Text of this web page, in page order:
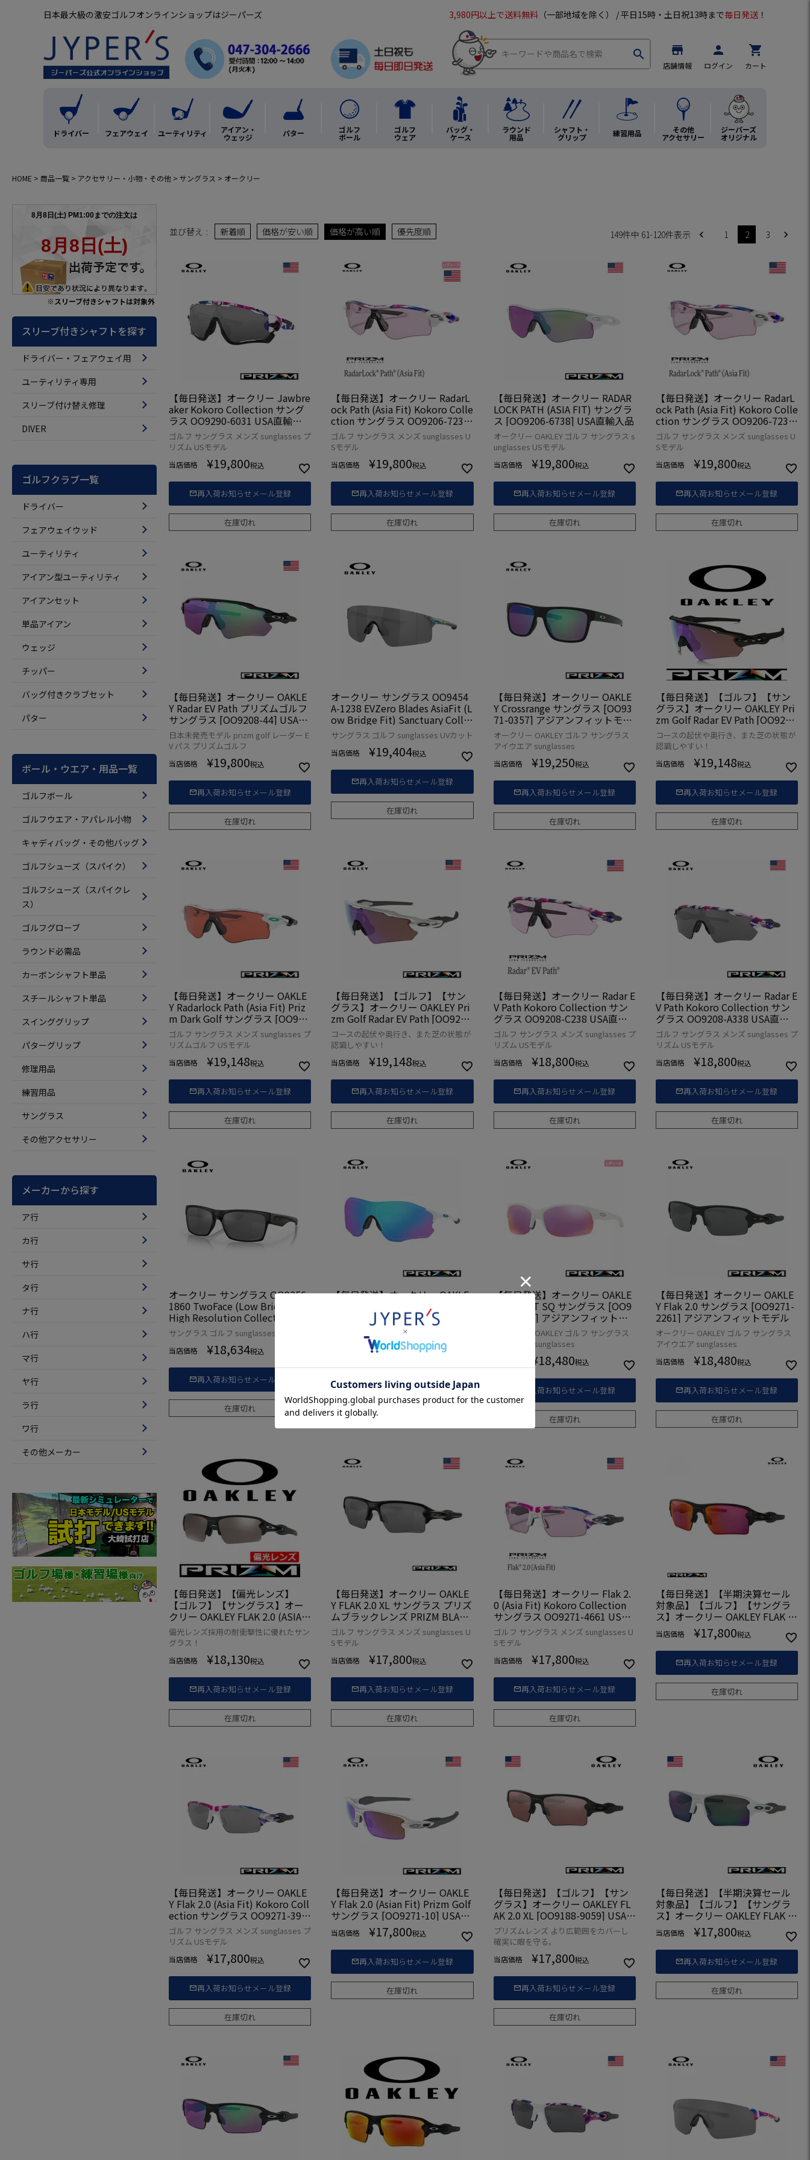
日本最大級の激安ゴルフオンラインショップはジーパーズ 3,980円以上で送料無料 （一部地域を除く） / 平日15時・土日祝13時まで毎日発送 ！
search store
店舗情報
person
ログイン
shopping_cart
カート
ドライバー フェアウェイ ユーティリティ アイアン・
ウェッジ パター ゴルフ
ボール
ゴルフ
ウェア
バッグ・
ケース
ラウンド
用品
シャフト・
グリップ 練習用品 その他
アクセサリー
ジーパーズ
オリジナル
HOME 商品一覧 アクセサリー・小物・その他 サングラス オークリー
※スリーブ付きシャフトは対象外
スリーブ付きシャフトを探す
ドライバー・フェアウェイ用
ユーティリティ専用
スリーブ付け替え修理
DIVER
ゴルフクラブ一覧
ドライバー
フェアウェイウッド
ユーティリティ
アイアン型ユーティリティ
アイアンセット
単品アイアン
ウェッジ
チッパー
バッグ付きクラブセット
パター
ボール・ウエア・用品一覧
ゴルフボール
ゴルフウエア・アパレル小物
キャディバッグ・その他バッグ
ゴルフシューズ（スパイク）
ゴルフシューズ（スパイクレ
ス）
ゴルフグローブ
ラウンド必需品
カーボンシャフト単品
スチールシャフト単品
スインググリップ
パターグリップ
修理用品
練習用品
サングラス
その他アクセサリー
メーカーから探す
ア行
カ行
サ行
タ行
ナ行
ハ行
マ行
ヤ行
ラ行
ワ行
その他メーカー
並び替え 新着順 価格が安い順 価格が高い順 優先度順 149件中 61-120件表示 1 2 3
【毎日発送】オークリー Jawbre
aker Kokoro Collection サング
ラス OO9290-6031 USA直輸入
品
ゴルフ サングラス メンズ sunglasses プ
リズム USモデル
当店価格 ¥19,800税込
再入荷お知らせメール登録
在庫切れ
【毎日発送】オークリー RadarL
ock Path (Asia Fit) Kokoro Colle
ction サングラス OO9206-7238
USA直輸入品
ゴルフ サングラス メンズ sunglasses U
Sモデル
当店価格 ¥19,800税込
再入荷お知らせメール登録
在庫切れ
【毎日発送】オークリー RADAR
LOCK PATH (ASIA FIT) サングラ
ス [OO9206-6738] USA直輸入品
オークリー OAKLEY ゴルフ サングラス s
unglasses USモデル
当店価格 ¥19,800税込
再入荷お知らせメール登録
在庫切れ
【毎日発送】オークリー RadarL
ock Path (Asia Fit) Kokoro Colle
ction サングラス OO9206-7238
USA直輸入品
ゴルフ サングラス メンズ sunglasses U
Sモデル
当店価格 ¥19,800税込
再入荷お知らせメール登録
在庫切れ
【毎日発送】オークリー OAKLE
Y Radar EV Path プリズムゴルフ
サングラス [OO9208-44] USA直
輸入品
日本未発売モデル prizm golf レーダー E
V パス プリズムゴルフ
当店価格 ¥19,800税込
再入荷お知らせメール登録
在庫切れ
オークリー サングラス OO9454
A-1238 EVZero Blades AsiaFit (L
ow Bridge Fit) Sanctuary Colle
ction UVカット OAKLEY 2023年
モデル 国内正規品
サングラス ゴルフ sunglasses UVカット
当店価格 ¥19,404税込
再入荷お知らせメール登録
在庫切れ
【毎日発送】オークリー OAKLE
Y Crossrange サングラス [OO93
71-0357] アジアンフィットモデ
ル
オークリー OAKLEY ゴルフ サングラス
アイウエア sunglasses
当店価格 ¥19,250税込
再入荷お知らせメール登録
在庫切れ
【毎日発送】【ゴルフ】【サン
グラス】オークリー OAKLEY Pri
zm Golf Radar EV Path [OO9275
-11] USA直輸入品
コースの起伏や奥行き、また芝の状態が
認識しやすい！
当店価格 ¥19,148税込
再入荷お知らせメール登録
在庫切れ
【毎日発送】オークリー OAKLE
Y Radarlock Path (Asia Fit) Priz
m Dark Golf サングラス [OO920
6-5038] USA直輸入品
ゴルフ サングラス メンズ sunglasses プ
リズムゴルフ USモデル
当店価格 ¥19,148税込
再入荷お知らせメール登録
在庫切れ
【毎日発送】【ゴルフ】【サン
グラス】オークリー OAKLEY Pri
zm Golf Radar EV Path [OO9275
-12] USA直輸入品
コースの起伏や奥行き、また芝の状態が
認識しやすい！
当店価格 ¥19,148税込
再入荷お知らせメール登録
在庫切れ
【毎日発送】オークリー Radar E
V Path Kokoro Collection サン
グラス OO9208-C238 USA直輸
入品
ゴルフ サングラス メンズ sunglasses プ
リズム USモデル
当店価格 ¥18,800税込
再入荷お知らせメール登録
在庫切れ
【毎日発送】オークリー Radar E
V Path Kokoro Collection サン
グラス OO9208-A338 USA直輸
入品
ゴルフ サングラス メンズ sunglasses プ
リズム USモデル
当店価格 ¥18,800税込
再入荷お知らせメール登録
在庫切れ
オークリー サングラス OO9256-
1860 TwoFace (Low Bridge Fit)
High Resolution Collection UV
カット OAKLEY 2023年モデル 国
内正規品
サングラス ゴルフ sunglasses UVカット
当店価格 ¥18,634税込
再入荷お知らせメール登録
在庫切れ
【毎日発送】オークリー OAKLE
Y EVZero Path サングラス [OO9
313-1538] アジアンフィットモ
オークリー OAKLEY ゴルフ サングラス
アイウエア sunglasses
再入荷お知らせメール登録
【毎日発送】オークリー OAKLE
Y COMMIT SQ サングラス [OO9
086-0262] アジアンフィットモ
デル レディース設計
オークリー OAKLEY ゴルフ サングラス
アイウエア sunglasses
¥18,480税込
再入荷お知らせメール登録
在庫切れ
【毎日発送】オークリー OAKLE
Y Flak 2.0 サングラス [OO9271-
2261] アジアンフィットモデル
オークリー OAKLEY ゴルフ サングラス
アイウエア sunglasses
当店価格 ¥18,480税込
再入荷お知らせメール登録
在庫切れ
【毎日発送】【偏光レンズ】
【ゴルフ】【サングラス】オー
クリー OAKLEY FLAK 2.0 (ASIA F
IT) [OO9271-2661] USA直輸入
品
偏光レンズ採用の耐衝撃性に優れたサン
グラス！
当店価格 ¥18,130税込
再入荷お知らせメール登録
在庫切れ
【毎日発送】オークリー OAKLE
Y FLAK 2.0 XL サングラス プリズ
ムブラックレンズ PRIZM BLACK
OO9188-7359 USA直輸入品
ゴルフ サングラス メンズ sunglasses U
Sモデル
当店価格 ¥17,800税込
再入荷お知らせメール登録
在庫切れ
【毎日発送】オークリー Flak 2.
0 (Asia Fit) Kokoro Collection
サングラス OO9271-4661 USA
直輸入品
ゴルフ サングラス メンズ sunglasses U
Sモデル
当店価格 ¥17,800税込
再入荷お知らせメール登録
在庫切れ
【毎日発送】【半期決算セール
対象品】【ゴルフ】【サングラ
ス】オークリー OAKLEY FLAK 2.
0 XL TEAM COLORS [OO9188-91
59] USA直輸入品【HALFSALE20
18】
当店価格 ¥17,800税込
再入荷お知らせメール登録
在庫切れ
【毎日発送】オークリー OAKLE
Y Flak 2.0 (Asia Fit) Kokoro Coll
ection サングラス OO9271-396
1 USA直輸入品
ゴルフ サングラス メンズ sunglasses プ
リズム USモデル
当店価格 ¥17,800税込
再入荷お知らせメール登録
在庫切れ
【毎日発送】オークリー OAKLE
Y Flak 2.0 (Asian Fit) Prizm Golf
サングラス [OO9271-10] USA直
輸入品
当店価格 ¥17,800税込
再入荷お知らせメール登録
在庫切れ
【毎日発送】【ゴルフ】【サン
グラス】オークリー OAKLEY FL
AK 2.0 XL [OO9188-9059] USA直
輸入品【HALFSALE2018】
プリズムレンズ より広範囲をカバーし
確実に眼を守る。
当店価格 ¥17,800税込
再入荷お知らせメール登録
在庫切れ
【毎日発送】【半期決算セール
対象品】【ゴルフ】【サングラ
ス】オークリー OAKLEY FLAK 2.
0 XL TEAM COLORS [OO9188-92
59] USA直輸入品【HALFSALE20
18】
当店価格 ¥17,800税込
再入荷お知らせメール登録
在庫切れ